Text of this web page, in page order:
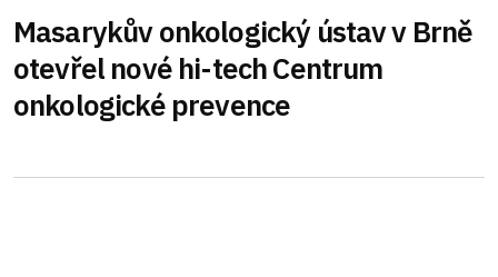
Masarykův onkologický ústav v Brně
otevřel nové hi-tech Centrum
onkologické prevence